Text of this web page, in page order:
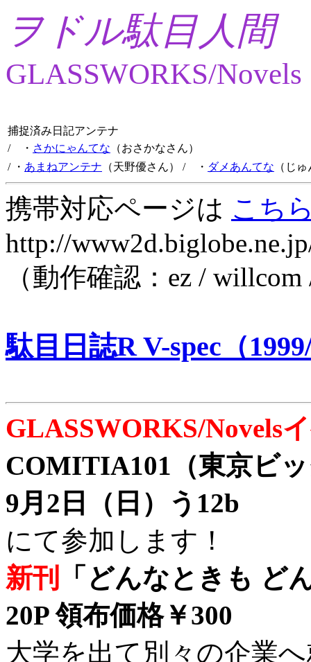
ヲドル駄目人間
GLASSWORKS/Novels
捕捉済み日記アンテナ
/ ・ さかにゃんてな （おさかなさん）
/ ・ あまねアンテナ （天野優さん） / ・ ダメあんてな （じ
携帯対応ページは こち
http://
（動作確認：ez /
駄目日誌R V-spec（
GLASSWORKS/Novels
COMITIA101（東京ビ
9月2日（日）う12b
にて参加します！
新刊
「どんなときも ど
20P 領布価格￥300
大学を出て別々の企業